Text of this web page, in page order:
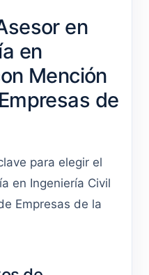
en
en
Mención
de
para elegir el
en Ingeniería Civil
Empresas de la